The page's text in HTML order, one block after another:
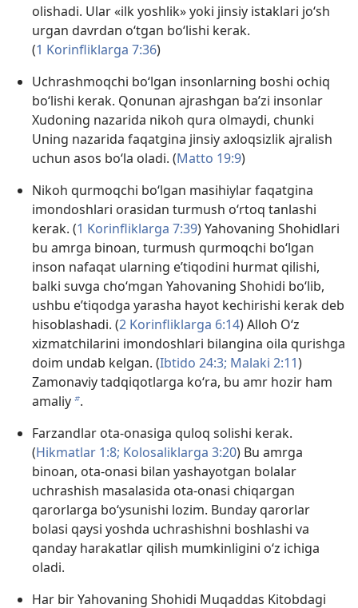
olishadi. Ular «ilk yoshlik» yoki jinsiy istaklari jo‘sh
urgan davrdan o‘tgan bo‘lishi kerak.
(1 Korinfliklarga 7:36)
Uchrashmoqchi bo‘lgan insonlarning boshi ochiq
bo‘lishi kerak. Qonunan ajrashgan ba’zi insonlar
Xudoning nazarida nikoh qura olmaydi, chunki
Uning nazarida faqatgina jinsiy axloqsizlik ajralish
uchun asos bo‘la oladi. (Matto 19:9)
Nikoh qurmoqchi bo‘lgan masihiylar faqatgina
imondoshlari orasidan turmush o‘rtoq tanlashi
kerak. (1 Korinfliklarga 7:39) Yahovaning Shohidlari
bu amrga binoan, turmush qurmoqchi bo‘lgan
inson nafaqat ularning e’tiqodini hurmat qilishi,
balki suvga cho‘mgan Yahovaning Shohidi bo‘lib,
ushbu e’tiqodga yarasha hayot kechirishi kerak deb
hisoblashadi. (2 Korinfliklarga 6:14) Alloh O‘z
xizmatchilarini imondoshlari bilangina oila qurishga
doim undab kelgan. (Ibtido 24:3; Malaki 2:11)
Zamonaviy tadqiqotlarga ko‘ra, bu amr hozir ham
amaliyb.
Farzandlar ota-onasiga quloq solishi kerak.
(Hikmatlar 1:8; Kolosaliklarga 3:20) Bu amrga
binoan, ota-onasi bilan yashayotgan bolalar
uchrashish masalasida ota-onasi chiqargan
qarorlarga bo‘ysunishi lozim. Bunday qarorlar
bolasi qaysi yoshda uchrashishni boshlashi va
qanday harakatlar qilish mumkinligini o‘z ichiga
oladi.
Har bir Yahovaning Shohidi Muqaddas Kitobdagi